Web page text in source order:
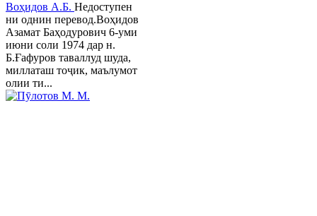
Воҳидов А.Б. Недоступен
ни однин перевод.Воҳидов
Азамат Баҳодурович 6-уми
июни соли 1974 дар н.
Б.Ғафуров таваллуд шуда,
миллаташ тоҷик, маълумот
олии ти...